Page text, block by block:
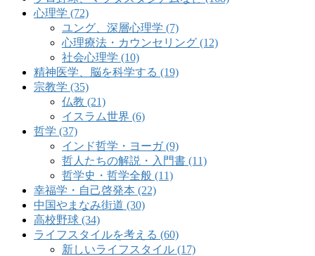
心理学 (72)
ユング、深層心理学 (7)
心理療法・カウンセリング (12)
社会心理学 (10)
精神医学、脳を科学する (19)
宗教学 (35)
仏教 (21)
イスラム世界 (6)
哲学 (37)
インド哲学・ヨーガ (9)
哲人たちの解説・入門書 (11)
哲学史・哲学全般 (11)
幸福学・自己啓発本 (22)
中国やまなみ街道 (30)
高校野球 (34)
ライフスタイルを考える (60)
新しいライフスタイル (17)